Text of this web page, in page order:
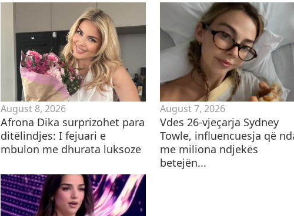
August 8, 2026
Afrona Dika surprizohet para
ditëlindjes: I fejuari e
mbulon me dhurata luksoze
August 7, 2026
Vdes 26-vjeçarja Sydney
Towle, influencuesja që
me miliona ndjekës
betejën...